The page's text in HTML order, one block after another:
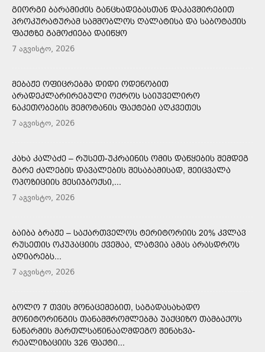
ᲒᲘᲝᲠᲒᲘ ᲑᲐᲠᲐᲛᲘᲫᲘᲡ ᲒᲐᲜᲪᲮᲐᲓᲔᲑᲐᲡᲗᲐᲜ ᲓᲐᲙᲐᲕᲨᲘᲠᲔᲑᲘᲗ
ᲞᲠᲝᲙᲣᲠᲐᲢᲣᲠᲐᲛ ᲡᲐᲛᲨᲝᲑᲚᲝᲡ ᲦᲐᲚᲐᲢᲘᲡᲐ ᲓᲐ ᲡᲐᲑᲝᲢᲐᲟᲘᲡ
ᲤᲐᲥᲢᲖᲔ ᲒᲐᲛᲝᲫᲘᲔᲑᲐ ᲓᲐᲘᲬᲧᲝ
7 აგვისტო, 2026
ᲛᲔᲑᲐᲟᲔ ᲝᲤᲘᲪᲠᲔᲑᲛᲐ ᲓᲘᲓᲘ ᲝᲓᲔᲜᲝᲑᲘᲗ
ᲐᲠᲐᲓᲔᲙᲚᲐᲠᲘᲠᲔᲑᲣᲚᲘ ᲝᲥᲠᲝᲡ ᲡᲐᲘᲣᲕᲔᲚᲘᲠᲝ
ᲜᲐᲙᲔᲗᲝᲑᲔᲑᲘᲡ ᲨᲔᲛᲝᲢᲐᲜᲘᲡ ᲤᲐᲥᲢᲔᲑᲘ ᲐᲦᲙᲕᲔᲗᲔᲡ
7 აგვისტო, 2026
ᲙᲐᲮᲐ ᲙᲐᲚᲐᲫᲔ – ᲠᲣᲡᲔᲗ-ᲣᲙᲠᲐᲘᲜᲘᲡ ᲝᲛᲘᲡ ᲓᲐᲬᲧᲔᲑᲘᲡ ᲨᲔᲛᲓᲔᲒ
ᲒᲐᲠᲔ ᲫᲐᲚᲔᲑᲘᲡ ᲓᲐᲕᲐᲚᲔᲑᲘᲡ ᲨᲔᲡᲐᲑᲐᲛᲘᲡᲐᲓ, ᲨᲔᲘᲪᲕᲐᲚᲐ
ᲝᲞᲝᲖᲘᲪᲘᲘᲡ ᲛᲔᲡᲘᲯᲑᲝᲥᲡᲘ,...
7 აგვისტო, 2026
ᲑᲐᲘᲑᲐ ᲑᲠᲐᲟᲔ – ᲡᲐᲥᲐᲠᲗᲕᲔᲚᲝᲡ ᲢᲔᲠᲘᲢᲝᲠᲘᲘᲡ 20% ᲙᲕᲚᲐᲕ
ᲠᲣᲡᲔᲗᲘᲡ ᲝᲙᲣᲞᲐᲪᲘᲘᲡ ᲥᲕᲔᲨᲐᲐ, ᲚᲐᲢᲕᲘᲐ ᲐᲛᲐᲡ ᲐᲠᲐᲡᲓᲠᲝᲡ
ᲐᲦᲘᲐᲠᲔᲑᲡ...
7 აგვისტო, 2026
ᲑᲝᲚᲝ 7 ᲗᲕᲘᲡ ᲛᲝᲜᲐᲪᲔᲛᲔᲑᲘᲗ, ᲡᲐᲒᲐᲓᲐᲡᲐᲮᲐᲓᲝ
ᲛᲝᲜᲘᲢᲝᲠᲘᲜᲒᲘᲡ ᲗᲐᲜᲐᲛᲨᲠᲝᲛᲚᲔᲑᲛᲐ ᲣᲐᲥᲪᲘᲖᲝ ᲗᲐᲛᲑᲐᲥᲝᲡ
ᲜᲐᲬᲐᲠᲛᲘᲡ ᲛᲐᲠᲗᲚᲡᲐᲬᲘᲜᲐᲐᲦᲛᲓᲔᲒᲝ ᲨᲔᲜᲐᲮᲕᲐ-
ᲠᲔᲐᲚᲘᲖᲐᲪᲘᲘᲡ 326 ᲤᲐᲥᲢᲘ...